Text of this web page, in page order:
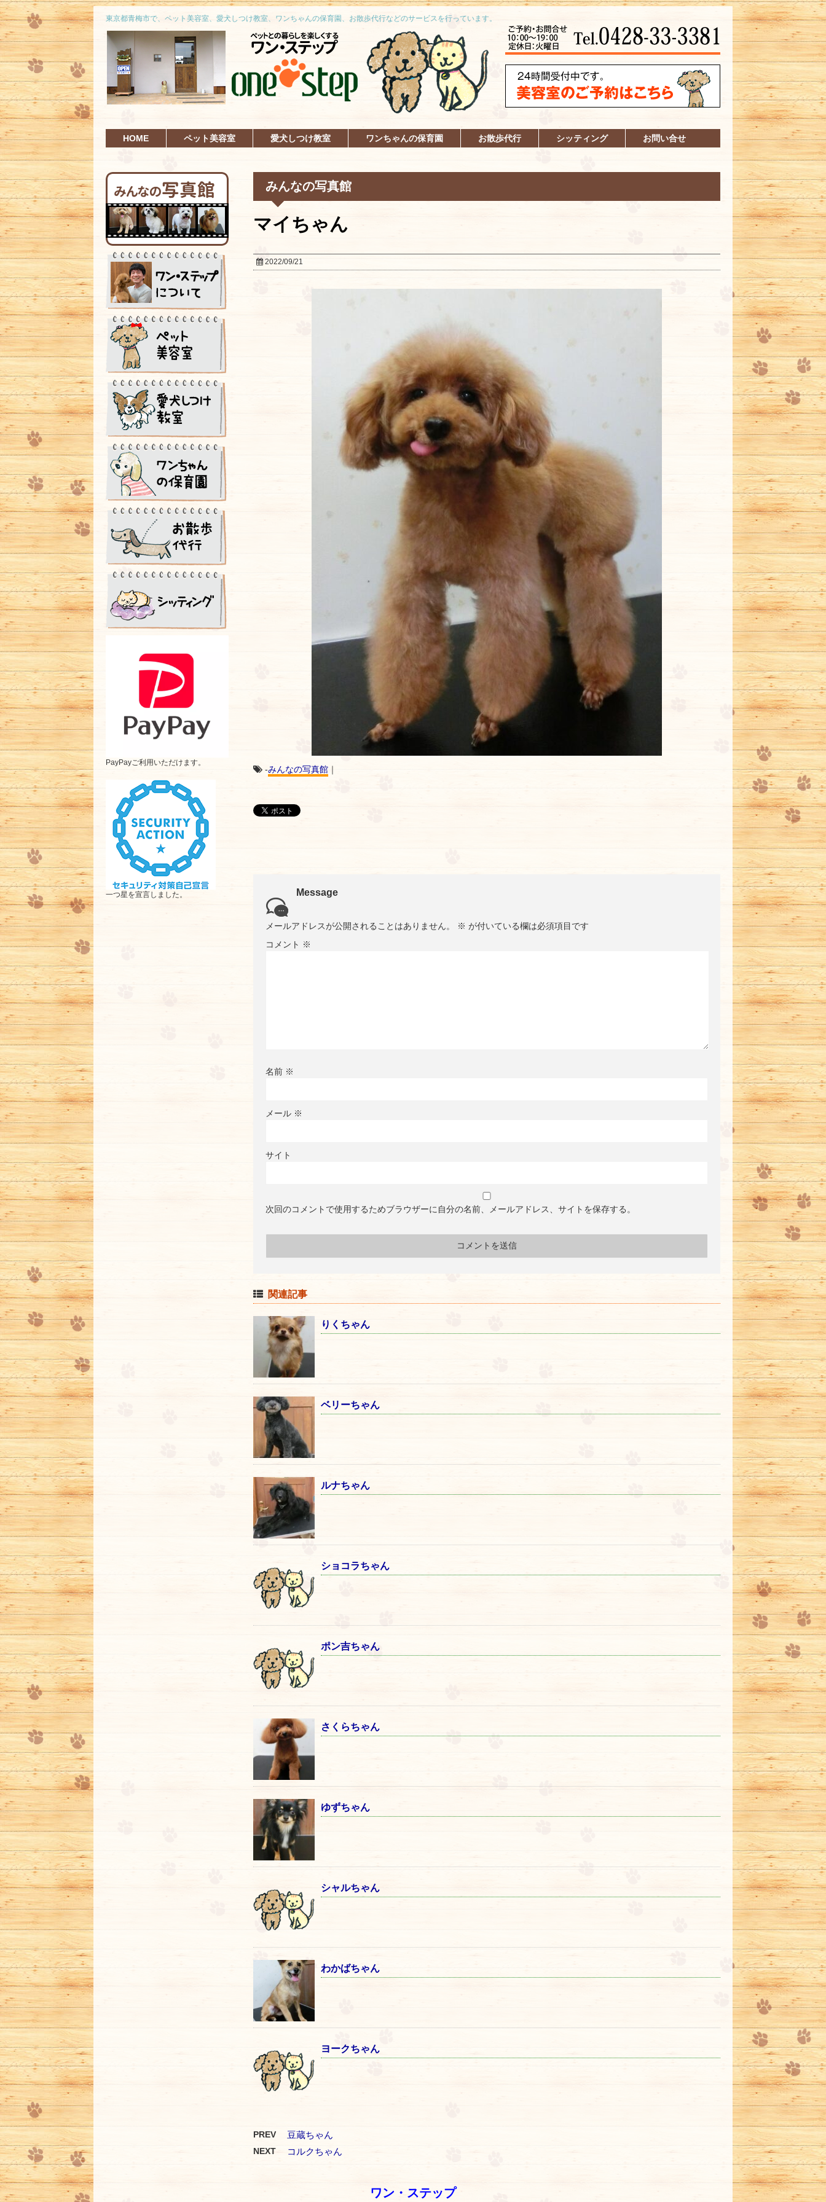
東京都青梅市で、ペット美容室、愛犬しつけ教室、ワンちゃんの保育園、お散歩代行などのサービスを行っています。
HOME ペット美容室 愛犬しつけ教室 ワンちゃんの保育園 お散歩代行 シッティング お問い合せ
みんなの写真館
マイちゃん
2022/09/21
-みんなの写真館 ｜
Message
メールアドレスが公開されることはありません。 ※ が付いている欄は必須項目です
コメント ※
名前 ※
メール ※
サイト
次回のコメントで使用するためブラウザーに自分の名前、メールアドレス、サイトを保存する。
関連記事
りくちゃん
ベリーちゃん
ルナちゃん
ショコラちゃん
ポン吉ちゃん
さくらちゃん
ゆずちゃん
シャルちゃん
わかばちゃん
ヨークちゃん
PREV 豆蔵ちゃん
NEXT コルクちゃん
PayPayご利用いただけます。
一つ星を宣言しました。
ワン・ステップ